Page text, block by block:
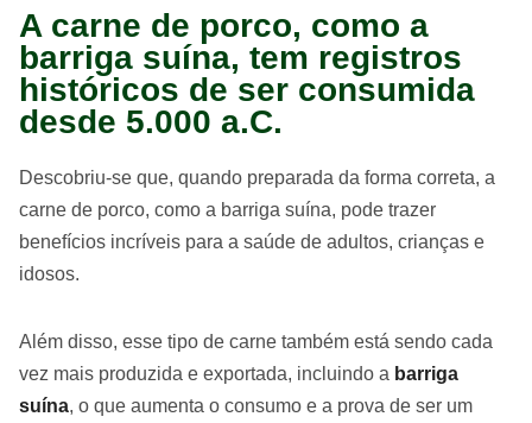
A carne de porco, como a
barriga suína, tem registros
históricos de ser consumida
desde 5.000 a.C.
Descobriu-se que, quando preparada da forma correta, a
carne de porco, como a barriga suína, pode trazer
benefícios incríveis para a saúde de adultos, crianças e
idosos.
Além disso, esse tipo de carne também está sendo cada
vez mais produzida e exportada, incluindo a barriga
suína, o que aumenta o consumo e a prova de ser um